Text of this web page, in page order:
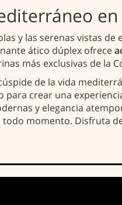
y las serenas vistas
ático dúplex ofrece
más exclusivas de la
de la vida
crear una
y elegancia
momento. Disfruta